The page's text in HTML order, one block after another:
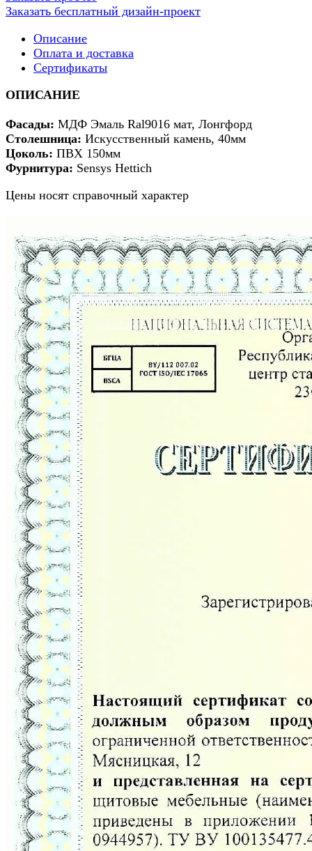
Заказать бесплатный дизайн-проект
Описание
Оплата и доставка
Сертификаты
ОПИСАНИЕ
Фасады: МДФ Эмаль Ral9016 мат, Лонгфорд
Столешница: Искусственный камень, 40мм
Цоколь: ПВХ 150мм
Фурнитура: Sensys Hettich
Цены носят справочный характер